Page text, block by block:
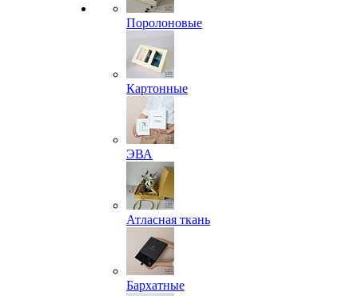
Поролоновые
Картонные
ЭВА
Атласная ткань
Бархатные